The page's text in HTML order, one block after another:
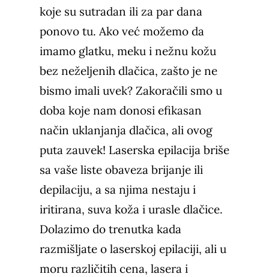
koje su sutradan ili za par dana
ponovo tu. Ako već možemo da
imamo glatku, meku i nežnu kožu
bez neželjenih dlačica, zašto je ne
bismo imali uvek? Zakoračili smo u
doba koje nam donosi efikasan
način uklanjanja dlačica, ali ovog
puta zauvek! Laserska epilacija briše
sa vaše liste obaveza brijanje ili
depilaciju, a sa njima nestaju i
iritirana, suva koža i urasle dlačice.
Dolazimo do trenutka kada
razmišljate o laserskoj epilaciji, ali u
moru različitih cena, lasera i